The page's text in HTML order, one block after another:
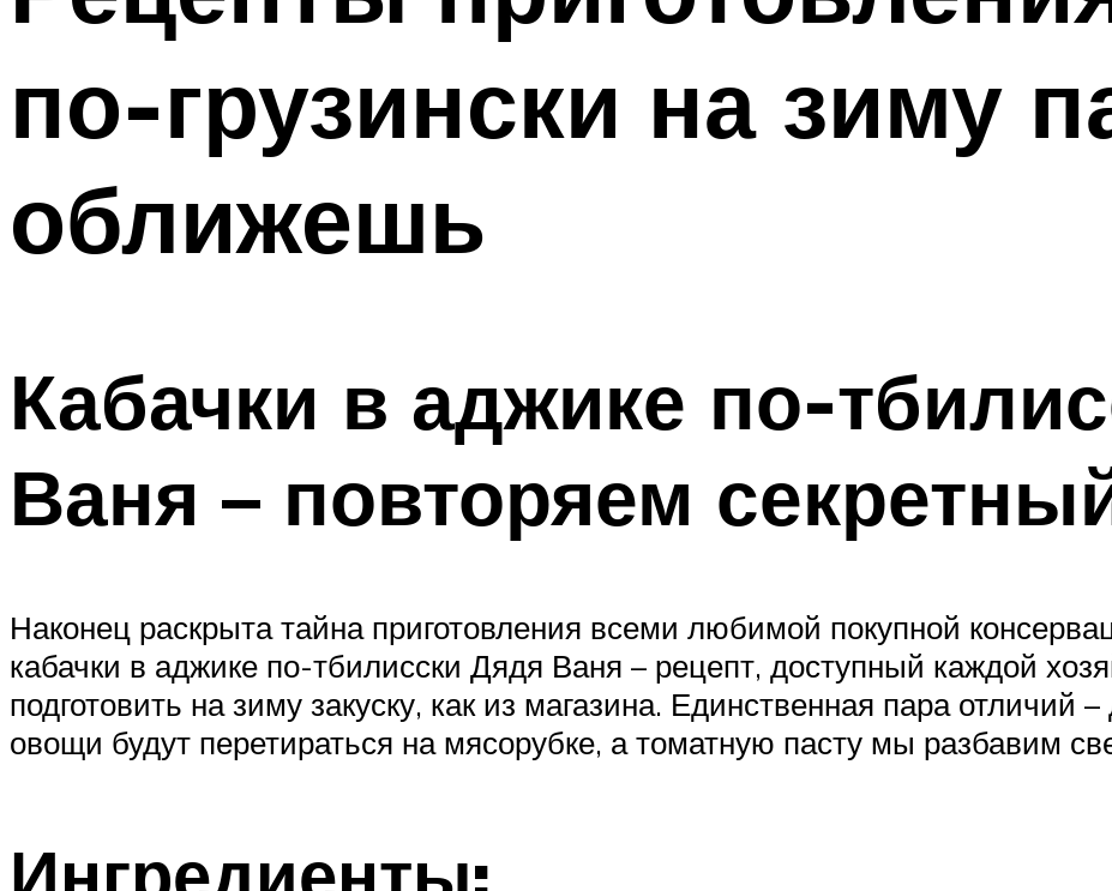
по-грузински на зиму
оближешь
Кабачки в аджике по-
Ваня – повторяем
Наконец раскрыта тайна приготовления всеми любимой покупной
кабачки в аджике по-тбилисски Дядя Ваня – рецепт, доступный каждой
подготовить на зиму закуску, как из магазина. Единственная пара отличий
овощи будут перетираться на мясорубке, а томатную пасту мы разбавим
Ингредиенты: